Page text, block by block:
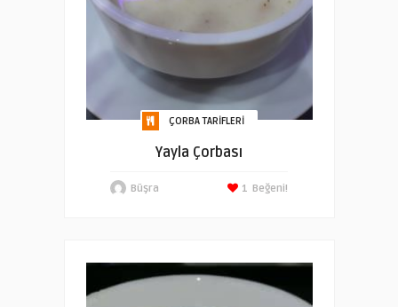
ÇORBA TARIFLERI
Yayla Çorbası
Büşra Beğeni!
1